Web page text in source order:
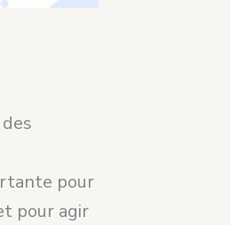
pour
pour agir